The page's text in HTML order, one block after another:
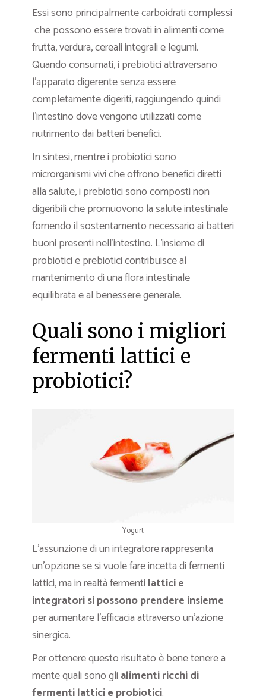
Essi sono principalmente carboidrati complessi
che possono essere trovati in alimenti come
frutta, verdura, cereali integrali e legumi.
Quando consumati, i prebiotici attraversano
l’apparato digerente senza essere
completamente digeriti, raggiungendo quindi
l’intestino dove vengono utilizzati come
nutrimento dai batteri benefici.
In sintesi, mentre i probiotici sono
microrganismi vivi che offrono benefici diretti
alla salute, i prebiotici sono composti non
digeribili che promuovono la salute intestinale
fornendo il sostentamento necessario ai batteri
buoni presenti nell’intestino. L’insieme di
probiotici e prebiotici contribuisce al
mantenimento di una flora intestinale
equilibrata e al benessere generale.
Quali sono i migliori
fermenti lattici e
probiotici?
Yogurt
L’assunzione di un integratore rappresenta
un’opzione se si vuole fare incetta di fermenti
lattici, ma in realtà fermenti lattici e
integratori si possono prendere insieme
per aumentare l’efficacia attraverso un’azione
sinergica.
Per ottenere questo risultato è bene tenere a
mente quali sono gli alimenti ricchi di
fermenti lattici e probiotici.